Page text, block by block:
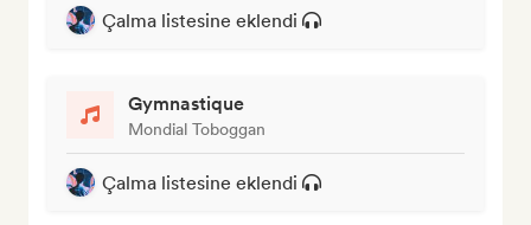
Çalma listesine eklendi
Gymnastique
Mondial Toboggan
Çalma listesine eklendi